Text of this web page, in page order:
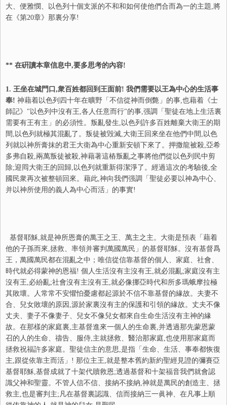
大、便雅憫、以色列十個支派的不和和如何使他們合而為一的主題,將
在《第20章》那裏分享!
** 在硏讀本章信息中,要多思考的內容!
1. 王坐在城門口,衆百姓都回到王面前! 我們需要以王為中心的生活事
奉! 神藉着以色列四十年在曠野「不信從神而倒斃」的事,也藉着《士
師記》"以色列中沒有王,各人任意而行"的事,强調「聖徒在地上生活裏
需要有王有主」的必須性。叛亂發生,以色列許多百姓離棄大衛王的期
間,以色列就極其混亂了。叛徒被毁滅,大衛王回來坐在他們中間,以色
列就以神所膏抹的君王大衛為中心重新安頓下來了。押撒龍被殺,亞希
多弗自殺,兩萬叛徒被殺,神藉著這樁叛亂之事將他們從以色列民中剪
除;迎囘大衛王的回歸,以色列就重新得潔淨了。經過這次的考驗後,全
國民衆再次被整頓回來。藉此,神向我們强調「聖徒必要以神為中心、
并以神所使用的義人為中心而活」的事實!
基督耶穌,就是神所恩膏的萬王之王、萬主之主。大衛是預表「藉着
他的子孫而來,拯救、率領并審判萬國萬民」的基督耶穌。沒有基督爲
王，萬國萬民都在混亂之中；唯信從信靠基督的個人、家庭、社會、
時代就必得蒙神的恩福! 個人生活沒有主沒有王,就必混亂;家庭沒有主
沒有王,必紛亂;社會沒有主沒有王,就必像挪亞時代和所多瑪蛾摩拉極
其敗壞。人常常不安懼怕憂慮都起源於不信不靠基督的緣故。夫妻不
合、兒女敗壞的原因,源於家裏沒有主的保護和引領的緣故。丈夫不像
丈夫、妻子不像妻子、兒女不像兒女都來自生命生活沒有主神的緣
故。在那樣的家庭裏,主基督進來一個人的生命裏,并透過那先蒙恩蒙
召的人的生命、禱告、服侍,主就拯救、醫治那家庭,也使用那家庭而
拯救祝福許多家庭。聖徒信主的意思,是指「生命、生活、事奉都恢復
主,跟從依靠主而活」! 那位主王,就是整本舊約新約聖經見證的彌賽亞
基督耶穌,基督成就了十架代贖救恩;透過基督和十架福音我們就會認
識父神和聖靈。不管人信不信、接納不接納,神就是萬民的創造主、拯
救主,也是審判主;凡在基督裏認識、信而接納三一眞神、在凡事上順